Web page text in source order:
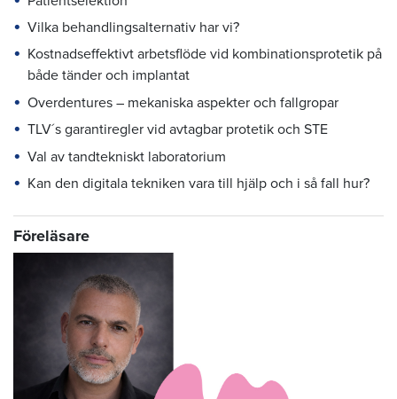
Vilka behandlingsalternativ har vi?
Kostnadseffektivt arbetsflöde vid kombinationsprotetik på
både tänder och implantat
Overdentures – mekaniska aspekter och fallgropar
TLV´s garantiregler vid avtagbar protetik och STE
Val av tandtekniskt laboratorium
Kan den digitala tekniken vara till hjälp och i så fall hur?
Föreläsare